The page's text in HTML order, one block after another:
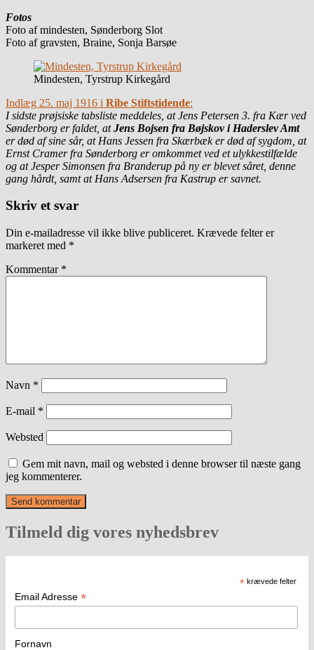
Fotos
Foto af mindesten, Sønderborg Slot
Foto af gravsten, Braine, Sonja Barsøe
Mindesten, Tyrstrup Kirkegård
Indlæg 25. maj 1916 i Ribe Stiftstidende:
I sidste prøjsiske tabsliste meddeles, at Jens Petersen 3. fra Kær ved
Sønderborg er faldet, atJens Bojsen fra Bøjskov i Haderslev Amt
er død af sine sår, at Hans Jessen fra Skærbæk er død af sygdom, at
Ernst Cramer fra Sønderborg er omkommet ved et ulykkestilfælde
og at Jesper Simonsen fra Branderup på ny er blevet såret, denne
gang hårdt, samt at Hans Adsersen fra Kastrup er savnet.
Skriv et svar
Din e-mailadresse vil ikke blive publiceret. Krævede felter er
markeret med *
Kommentar *
Navn *
E-mail *
Websted
Gem mit navn, mail og websted i denne browser til næste gang
jeg kommenterer.
Tilmeld dig vores nyhedsbrev
* krævede felter
Email Adresse *
Fornavn